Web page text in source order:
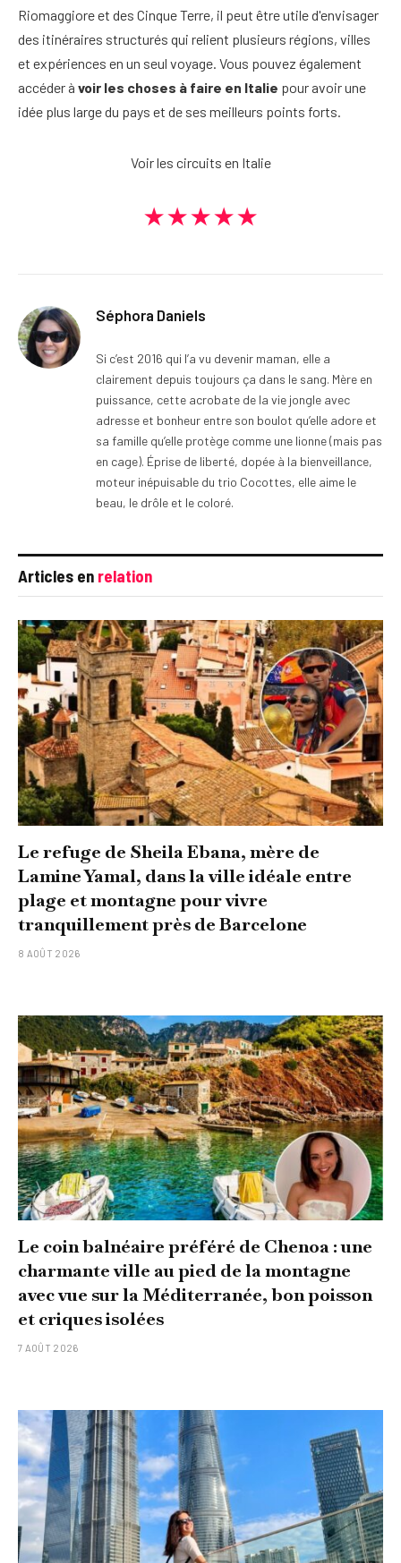
Riomaggiore et des Cinque Terre, il peut être utile d'envisager
des itinéraires structurés qui relient plusieurs régions, villes
et expériences en un seul voyage. Vous pouvez également
accéder à voir les choses à faire en Italie pour avoir une
idée plus large du pays et de ses meilleurs points forts.
Voir les circuits en Italie
★★★★★
Séphora Daniels
Si c’est 2016 qui l’a vu devenir maman, elle a
clairement depuis toujours ça dans le sang. Mère en
puissance, cette acrobate de la vie jongle avec
adresse et bonheur entre son boulot qu’elle adore et
sa famille qu’elle protège comme une lionne (mais pas
en cage). Éprise de liberté, dopée à la bienveillance,
moteur inépuisable du trio Cocottes, elle aime le
beau, le drôle et le coloré.
Articles en relation
Le refuge de Sheila Ebana, mère de
Lamine Yamal, dans la ville idéale entre
plage et montagne pour vivre
tranquillement près de Barcelone
8 AOÛT 2026
Le coin balnéaire préféré de Chenoa : une
charmante ville au pied de la montagne
avec vue sur la Méditerranée, bon poisson
et criques isolées
7 AOÛT 2026